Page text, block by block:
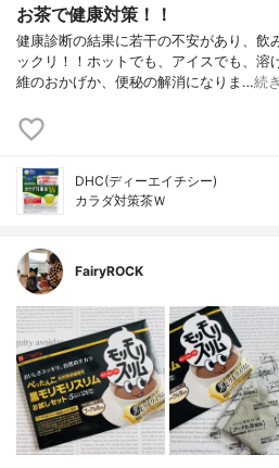
お茶で健康対策！！
健康診断の結果に若干の不安があり、飲
ックリ！！ホットでも、アイスでも、溶
維のおかげか、便秘の解消になりま…続
DHC(ディーエイチシー)
カラダ対策茶Ｗ
FairyROCK